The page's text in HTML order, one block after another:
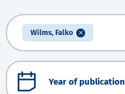
Wilms, Falko
Year of publication